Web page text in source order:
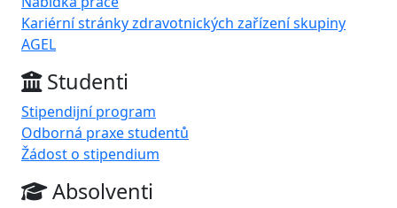
Kariérní stránky zdravotnických zařízení skupiny
AGEL
Studenti
Stipendijní program
Odborná praxe studentů
Žádost o stipendium
Absolventi